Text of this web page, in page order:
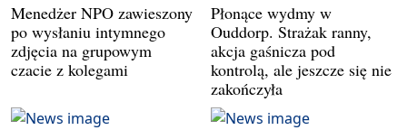
Menedżer NPO zawieszony
po wysłaniu intymnego
zdjęcia na grupowym
czacie z kolegami
Płonące wydmy w
Ouddorp. Strażak ranny,
akcja gaśnicza pod
kontrolą, ale jeszcze się nie
zakończyła